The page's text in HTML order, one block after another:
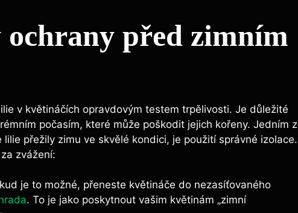
ochrany před zimním
v květináčích opravdovým testem trpělivosti. Je důležité
počasím, které může poškodit jejich kořeny. Jedním z
přežily zimu ve skvělé kondici, je použití správné izolace.
zvážení:
je to možné, přeneste květináče do nezasíťovaného
. To je jako poskytnout vašim květinám „zimní